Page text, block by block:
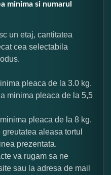
minima si numarul
un etaj, cantitatea
cea selectabila
pleaca de la 3.0 kg.
minima pleaca de la 5,5
pleaca de la 8 kg.
aleasa tortul
prezentata.
va rugam sa ne
sau la adresa de mail